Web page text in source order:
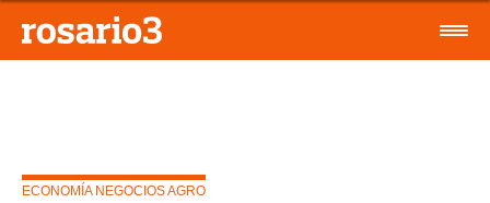
ECONOMÍA NEGOCIOS AGRO